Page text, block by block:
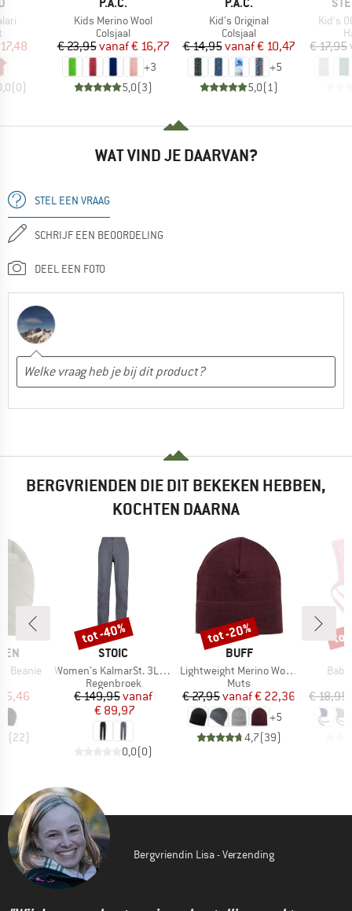
prijs
(0)
Artikel
Kids Merino Wool
Productgroep
Colsjaal
Prijs
€ 23,95 Verlaagde prijs
vanaf€ 16,77
+3
5,0(3)
Artikel
Kid's Original
Productgroep
Colsjaal
Prijs
€ 14,95 Verlaagde prijs
vanaf€ 10,47
+5
5,0(1 )
Artikel
Kid's
€ 17,95
WAT VIND JE DAARVAN?
STEL EEN VRAAG
SCHRIJF EEN BEOORDELING
DEEL EEN FOTO
BERGVRIENDEN DIE DIT BEKEKEN HEBBEN,
KOCHTEN DAARNA
Beanie
prijs
(22)
MERK
STOIC
Artikel
Women's KalmarSt. 3L Rain Pants II
Productgroep
Regenbroek
Prijs
€ 149,95Verlaagde prijs
vanaf
€ 89,97
0,0(0)
Korting
tot -40%
MERK
BUFF
Artikel
Lightweight Merino Wool Hat
Productgroep
Muts
Prijs
€ 27,95 Verlaagde prijs
vanaf€ 22,36
+5
4,7(39)
Korting
tot -20%
€ 18,95
tot
Bergvriendin Lisa - Verzending